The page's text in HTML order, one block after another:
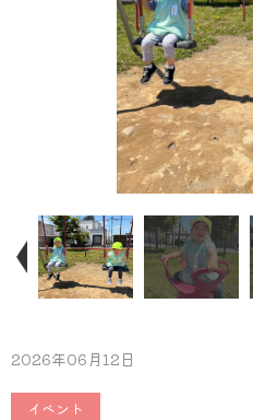
2026年06月12日
イベント